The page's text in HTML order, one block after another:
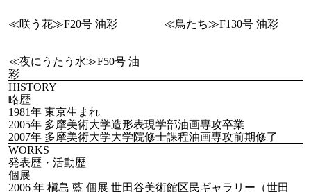
≪咲う花≫F20号 油彩 ≪鳥たち≫F130号 油彩
≪夜にうたう水≫F50号 油
彩
HISTORY
略歴
1981年 東京生まれ
2005年 多摩美術大学造形表現学部油画専攻卒業
2007年 多摩美術大学大学院修士課程油画専攻前期修了
WORKS
発表歴・活動歴
個展
2006 年 槇島 藍 個展 世田谷美術館区民ギャラリー（世田